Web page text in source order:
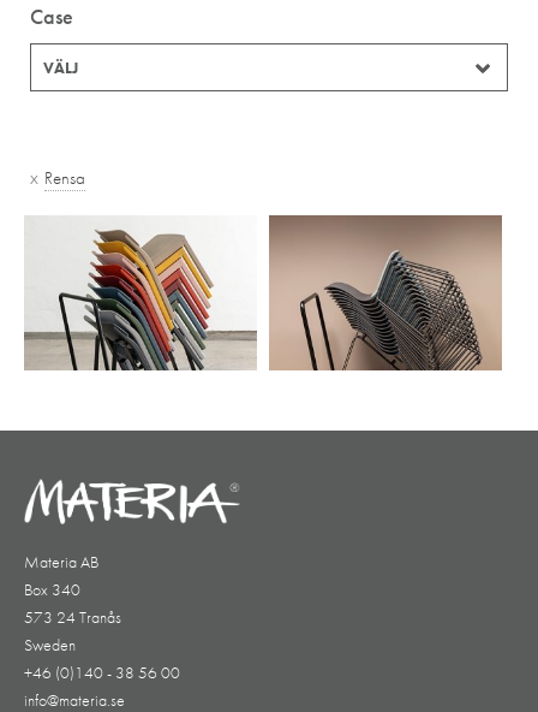
Case
VÄLJ
x Rensa
Materia AB
Box 340
573 24 Tranås
Sweden
+46 (0)140 - 38 56 00
info@materia.se